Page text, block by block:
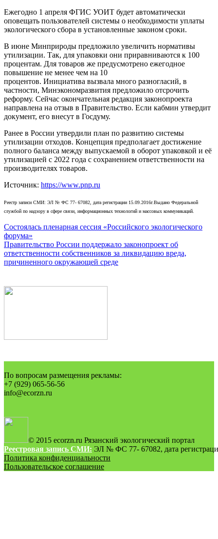
Ежегодно 1 апреля ФГИС УОИТ будет автоматически
оповещать пользователей системы о необходимости уплаты
экологического сбора в установленные законом сроки.
В июне Минприроды предложило увеличить нормативы
утилизации. Так, для упаковки они приравниваются к 100
процентам. Для товаров же предусмотрено ежегодное
повышение не менее чем на 10
процентов. Инициатива вызвала много разногласий, в
частности, Минэкономразвития предложило отсрочить
реформу. Сейчас окончательная редакция законопроекта
направлена на отзыв в Правительство. Если кабмин утвердит
документ, его внесут в Госдуму.
Ранее в России утвердили план по развитию системы
утилизации отходов. Концепция предполагает достижение
полного баланса между выпускаемой в оборот упаковкой и её
утилизацией с 2022 года с сохранением ответственности на
производителях товаров.
Источник: https://www.pnp.ru
Реестр записи СМИ: ЭЛ № ФС 77- 67082, дата регистрации 15.09.2016г.Выдано Федеральной
службой по надзору в сфере связи, информационных технологий и массовых коммуникаций.
Навигация
по
записям
Состоялась пленарная сессия «Российского экологического
форума»
Правительство России поддержало законопроект об
ответственности собственников за ликвидацию вреда,
причиненного окружающей среде
По вопросам размещения рекламы:
+7 (929) 065-56-56
info@ecorzn.ru
© 2015 ecorzn.ru Рязанский экологический портал
Реестровая запись СМИ: ЭЛ № ФС 77- 67082, дата
Политика конфиденциальности
Пользовательское соглашение